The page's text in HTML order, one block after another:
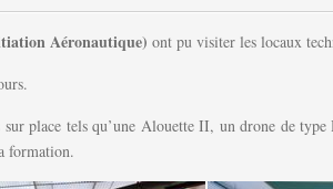
Aéronautique) ont pu visiter les locaux
place tels qu’une Alouette II, un drone de
formation.